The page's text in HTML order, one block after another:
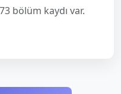
bölüm kaydı var.